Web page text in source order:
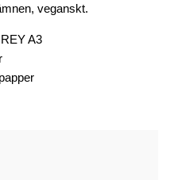
veganskt.
A3